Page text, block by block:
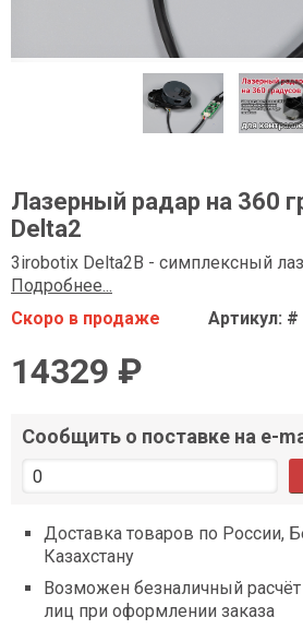
Лазерный радар на 360
Delta2
3irobotix Delta2B - симплексный
Подробнее...
Скоро в продаже
Артикул: #
14329 ₽
Сообщить о поставке на e-
Доставка товаров по России,
Казахстану
Возможен безналичный
лиц при оформлении заказа